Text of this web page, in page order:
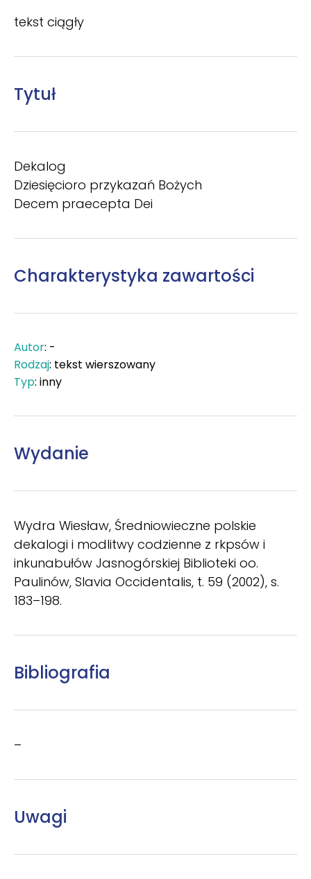
tekst ciągły
Tytuł
Dekalog
Dziesięcioro przykazań Bożych
Decem praecepta Dei
Charakterystyka zawartości
Autor: -
Rodzaj: tekst wierszowany
Typ: inny
Wydanie
Wydra Wiesław, Średniowieczne polskie
dekalogi i modlitwy codzienne z rkpsów i
inkunabułów Jasnogórskiej Biblioteki oo.
Paulinów, Slavia Occidentalis, t. 59 (2002), s.
183–198.
Bibliografia
–
Uwagi